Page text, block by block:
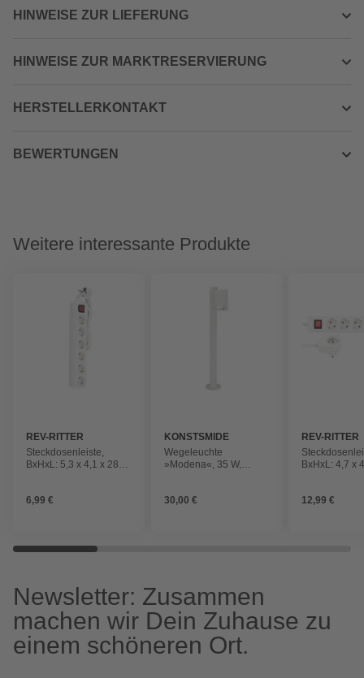
HINWEISE ZUR LIEFERUNG
HINWEISE ZUR MARKTRESERVIERUNG
HERSTELLERKONTAKT
BEWERTUNGEN
Weitere interessante Produkte
REV-RITTER
Steckdosenleiste,
BxHxL: 5,3 x 4,1 x 28
6,99 €
KONSTSMIDE
Wegeleuchte
»Modena«, 35 W,
30,00 €
REV-RITTER
BxHxL: 4,7 x
12,99 €
Newsletter: Zusammen
machen wir Dein Zuhause zu
einem schöneren Ort.